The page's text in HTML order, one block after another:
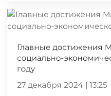
Главные достижения
социально-
году
27 декабря 2024 | 13:25